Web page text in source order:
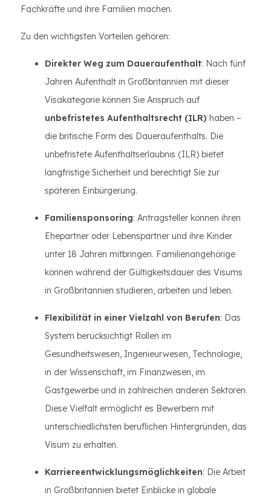
Fachkräfte und ihre Familien machen.
Zu den wichtigsten Vorteilen gehören:
Direkter Weg zum Daueraufenthalt: Nach fünf
Jahren Aufenthalt in Großbritannien mit dieser
Visakategorie können Sie Anspruch auf
unbefristetes Aufenthaltsrecht (ILR) haben –
die britische Form des Daueraufenthalts. Die
unbefristete Aufenthaltserlaubnis (ILR) bietet
langfristige Sicherheit und berechtigt Sie zur
späteren Einbürgerung.
Familiensponsoring: Antragsteller können ihren
Ehepartner oder Lebenspartner und ihre Kinder
unter 18 Jahren mitbringen. Familienangehörige
können während der Gültigkeitsdauer des Visums
in Großbritannien studieren, arbeiten und leben.
Flexibilität in einer Vielzahl von Berufen: Das
System berücksichtigt Rollen im
Gesundheitswesen, Ingenieurwesen, Technologie,
in der Wissenschaft, im Finanzwesen, im
Gastgewerbe und in zahlreichen anderen Sektoren.
Diese Vielfalt ermöglicht es Bewerbern mit
unterschiedlichsten beruflichen Hintergründen, das
Visum zu erhalten.
Karriereentwicklungsmöglichkeiten: Die Arbeit
in Großbritannien bietet Einblicke in globale